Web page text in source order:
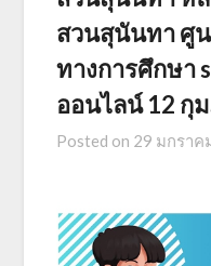
สวนสุนันทา ศู
ทางการศึกษา
ออนไลน์ 12 กุ
Posted on 29 มกราค